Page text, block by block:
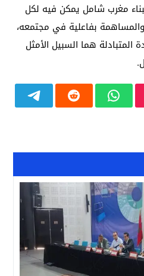
مغرب شامل يمكن فيه لكل
بفاعلية في مجتمعه،
المتبادلة هما السبيل الأمثل